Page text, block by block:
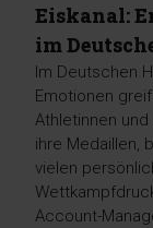
Eiskanal:
im
Im Deutschen
Emotionen
Athletinnen
ihre Medaillen,
vielen
Account-